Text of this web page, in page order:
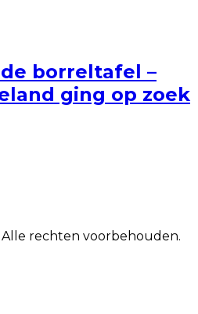
borreltafel –
ging op zoek
rechten voorbehouden.